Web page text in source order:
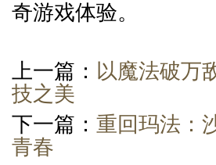
奇游戏体验。
上一篇： 以魔法破万
技之美
下一篇： 重回玛法：
青春